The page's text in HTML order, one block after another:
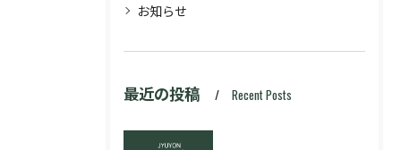
お知らせ
最近の投稿 Recent Posts